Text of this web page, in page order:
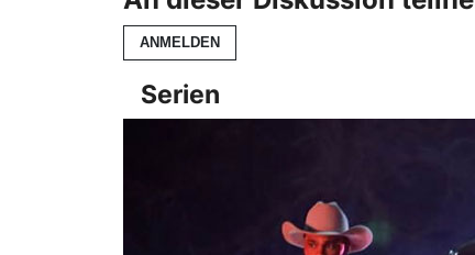
ANMELDEN
Serien